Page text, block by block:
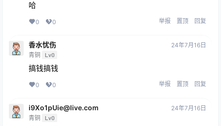
哈
0 0 举报 置顶 回复
香水忧伤
青铜 Lv0
24年7月16日
搞钱搞钱
0 0 举报 置顶 回复
i9Xo1pUie@live.com
青铜 Lv0
24年7月16日